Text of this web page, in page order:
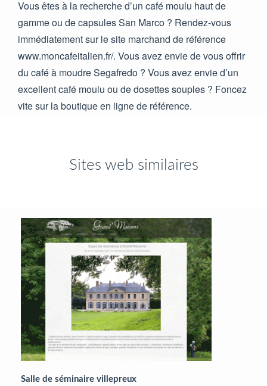
Vous êtes à la recherche d’un café moulu haut de
gamme ou de capsules San Marco ? Rendez-vous
immédiatement sur le site marchand de référence
www.moncafeitalien.fr/. Vous avez envie de vous offrir
du café à moudre Segafredo ? Vous avez envie d’un
excellent café moulu ou de dosettes souples ? Foncez
vite sur la boutique en ligne de référence.
Sites web similaires
Salle de séminaire villepreux